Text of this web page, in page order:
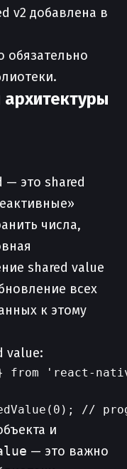
v2 добавлена в
обязательно
— это shared
числа,
shared value
всех
к этому
value:
} from 'react-
и
— это важно